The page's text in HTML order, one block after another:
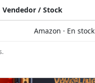
Vendedor / Stock
Amazon · En stock